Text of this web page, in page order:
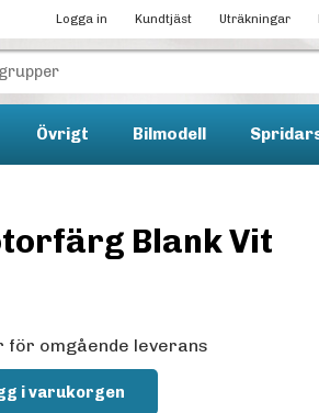
Logga in Kundtjäst Uträkningar
Övrigt Bilmodell
Blank Vit
för omgående leverans
i varukorgen